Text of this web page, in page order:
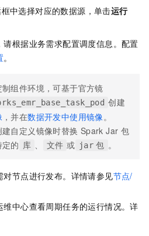
中选择对应的数据源，单击运行
根据业务需求配置调度信息。配置
。
组件环境，可基于官方镜
创建
，并在数据开发中使用镜像 。
自定义镜像时替换 Spark Jar 包
的
库 文件 或 jar 包 。
节点进行发布。详情请参见节点/
中心查看周期任务的运行情况。详